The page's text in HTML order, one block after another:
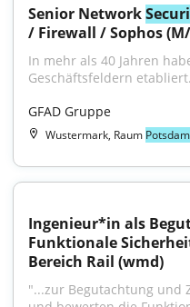
Senior Network
/ Firewall / Sophos
In mehr als 40 Jahren
Geschäftsfeldern
GFAD Gruppe
Wustermark, Raum Potsdam
Ingenieur*in als
Funktionale
Bereich Rail (wmd)
"...zur Begutachtung und